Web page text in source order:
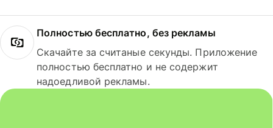
Полностью бесплатно, без рекламы
Скачайте за считаные секунды. Приложение
полностью бесплатно и не содержит
надоедливой рекламы.